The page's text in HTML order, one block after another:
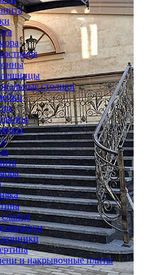
столики
и накрывочные плиты